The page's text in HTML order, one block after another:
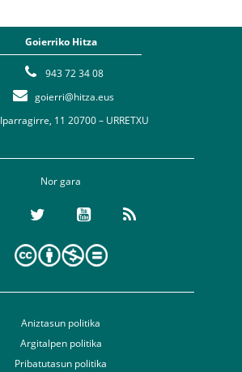
Goierriko Hitza
943 72 34 08
goierri@hitza.eus
Iparragirre, 11 20700 – URRETXU
Nor gara
Aniztasun politika
Argitalpen politika
Pribatutasun politika